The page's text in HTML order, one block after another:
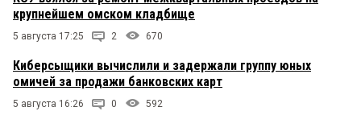
крупнейшем омском кладбище
5 августа 17:25 2 670
Киберсыщики вычислили и задержали группу юных
омичей за продажи банковских карт
5 августа 16:26 0 592